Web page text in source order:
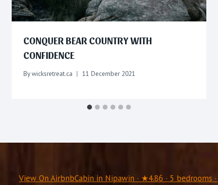
CONQUER BEAR COUNTRY WITH
CONFIDENCE
Bywicksretreat.ca 11 December 2021
View On AirbnbCabin in Nipawin · ★4.86 · 5 bedrooms